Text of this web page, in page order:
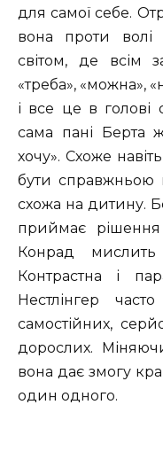
для самої себе.
вона проти волі
світом, де всім
«треба», «можна»,
і все це в голові
сама пані Берта
хочу». Схоже
бути справжньою
схожа на дитину.
приймає
Конрад мислить
Контрастна і
Нестлінгер
самостійних,
дорослих.
вона дає змогу
один одного.